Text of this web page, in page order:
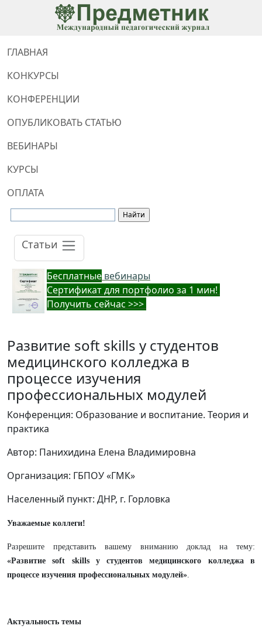
ГЛАВНАЯ
КОНКУРСЫ
КОНФЕРЕНЦИИ
ОПУБЛИКОВАТЬ СТАТЬЮ
ВЕБИНАРЫ
КУРСЫ
ОПЛАТА
Статьи
Бесплатные вебинары
Cертификат для портфолио за 1 мин!
Получить сейчас >>>
Развитие soft skills у студентов
медицинского колледжа в
процессе изучения
профессиональных модулей
Конференция: Образование и воспитание. Теория и
практика
Автор: Панихидина Елена Владимировна
Организация: ГБПОУ «ГМК»
Населенный пункт: ДНР, г. Горловка
Уважаемые коллеги!
Разрешите представить вашему вниманию доклад на тему:
«Развитие soft skills у студентов медицинского колледжа в
процессе изучения профессиональных модулей».
Актуальность темы